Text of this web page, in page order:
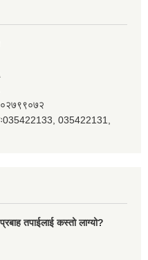
035422131,
तपाईलाई कस्तो लाग्यो?